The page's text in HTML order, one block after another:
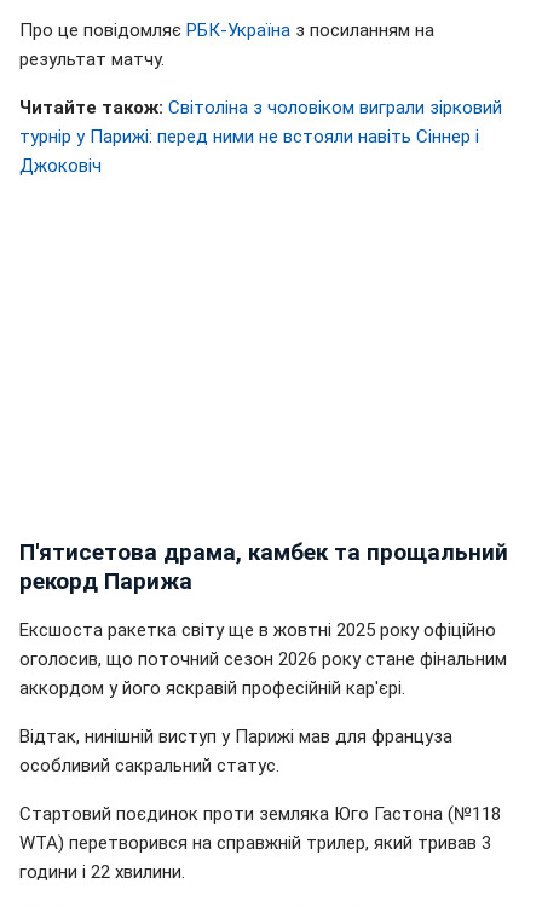
Про це повідомляє РБК-Україна з посиланням на
результат матчу.
Читайте також: Світоліна з чоловіком виграли зірковий
турнір у Парижі: перед ними не встояли навіть Сіннер і
Джоковіч
П'ятисетова драма, камбек та прощальний
рекорд Парижа
Ексшоста ракетка світу ще в жовтні 2025 року офіційно
оголосив, що поточний сезон 2026 року стане фінальним
аккордом у його яскравій професійній кар'єрі.
Відтак, нинішній виступ у Парижі мав для француза
особливий сакральний статус.
Стартовий поєдинок проти земляка Юго Гастона (№118
WTA) перетворився на справжній трилер, який тривав 3
години і 22 хвилини.